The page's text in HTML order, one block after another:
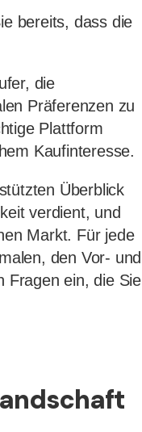
bereits, dass die
die
Präferenzen zu
Plattform
Kaufinteresse.
Überblick
verdient, und
Markt. Für jede
den Vor- und
Fragen ein, die Sie